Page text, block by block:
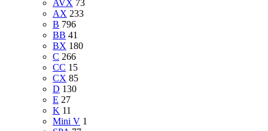
AVX 73
AX 233
B 796
BB 41
BX 180
C 266
CC 15
CX 85
D 130
E 27
K 11
Mini V 1